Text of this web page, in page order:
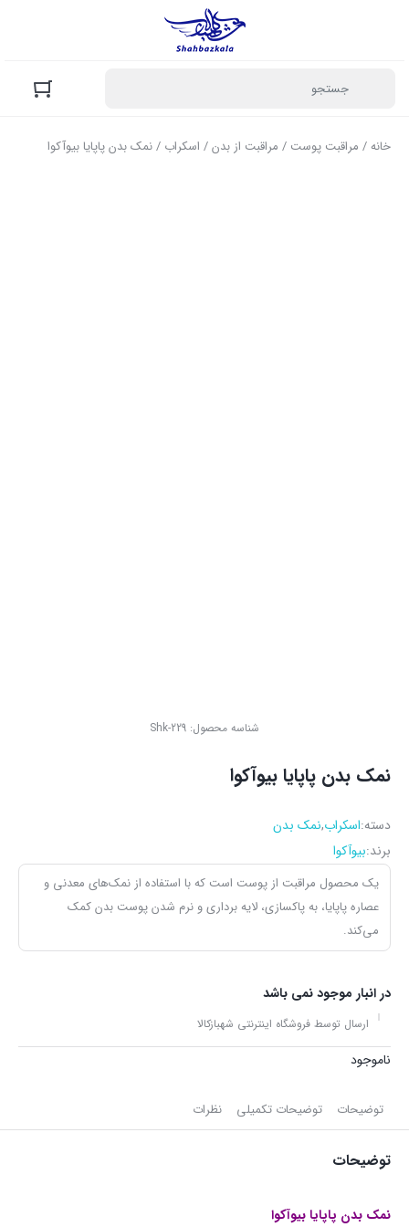
خانه/ مراقبت پوست / مراقبت از بدن/ اسکراب / نمک بدن پاپایا بیوآکوا
شناسه محصول: Shk-229
نمک بدن پاپایا بیوآکوا
دسته:اسکراب,نمک بدن
برند:بیوآکوا
یک محصول مراقبت از پوست است که با استفاده از نمک‌های معدنی و
عصاره پاپایا، به پاکسازی، لایه برداری و نرم شدن پوست بدن کمک
می‌کند.
در انبار موجود نمی باشد
ارسال توسط فروشگاه اینترنتی شهبازکالا
ناموجود
توضیحات توضیحات تکمیلی نظرات
توضیحات
نمک بدن پاپایا بیوآکوا